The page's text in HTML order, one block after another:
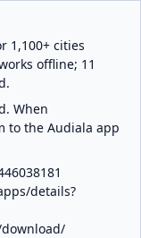
1,100+ cities
offline; 11
When
to the Audiala app
details?